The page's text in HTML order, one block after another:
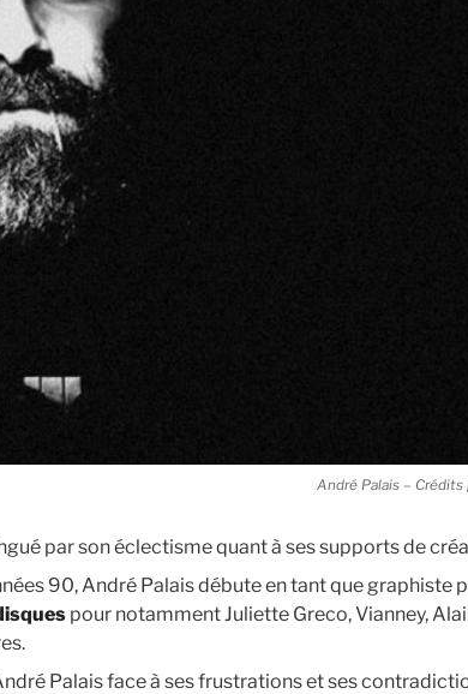
André Palais –
par son éclectisme quant à ses supports de
90, André Palais débute en tant que graphiste
pour notamment Juliette Greco, Vianney,
Palais face à ses frustrations et ses